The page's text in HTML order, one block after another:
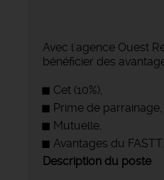
Avec l'agence Ouest
bénéficier des
Cet (10%),
Prime de parrainage,
Mutuelle,
Avantages du FASTT.
Description du poste